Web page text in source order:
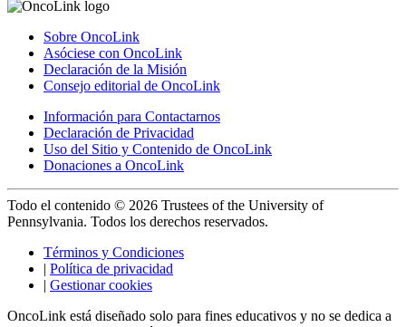
Sobre OncoLink
Asóciese con OncoLink
Declaración de la Misión
Consejo editorial de OncoLink
Información para Contactarnos
Declaración de Privacidad
Uso del Sitio y Contenido de OncoLink
Donaciones a OncoLink
Todo el contenido © 2026 Trustees of the University of
Pennsylvania. Todos los derechos reservados.
Términos y Condiciones
| Política de privacidad
| Gestionar cookies
OncoLink está diseñado solo para fines educativos y no se dedica a